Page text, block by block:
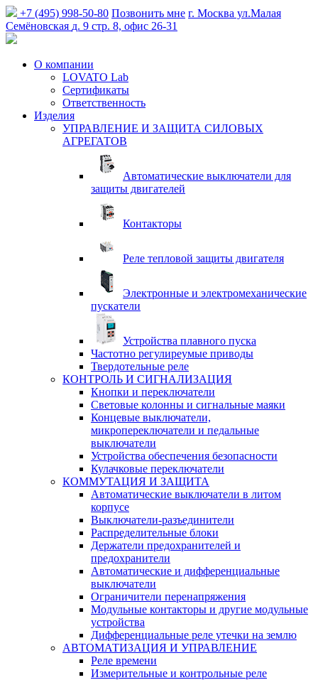
+7 (495) 998-50-80 Позвонить мне г. Москва ул.Малая
Семёновская д. 9 стр. 8, офис 26-31
О компании
LOVATO Lab
Сертификаты
Ответственность
Изделия
УПРАВЛЕНИЕ И ЗАЩИТА СИЛОВЫХ
АГРЕГАТОВ
Автоматические выключатели для
защиты двигателей
Контакторы
Реле тепловой защиты двигателя
Электронные и электромеханические
пускатели
Устройства плавного пуска
Частотно регулиреумые приводы
Твердотельные реле
КОНТРОЛЬ И СИГНАЛИЗАЦИЯ
Кнопки и переключатели
Световые колонны и сигнальные маяки
Концевые выключатели,
микропереключатели и педальные
выключатели
Устройства обеспечения безопасности
Кулачковые переключатели
КОММУТАЦИЯ И ЗАЩИТА
Автоматические выключатели в литом
корпусе
Выключатели-разъединители
Распределительные блоки
Держатели предохранителей и
предохранители
Автоматические и дифференциальные
выключатели
Ограничители перенапряжения
Модульные контакторы и другие модульные
устройства
Дифференциальные реле утечки на землю
АВТОМАТИЗАЦИЯ И УПРАВЛЕНИЕ
Реле времени
Измерительные и контрольные реле